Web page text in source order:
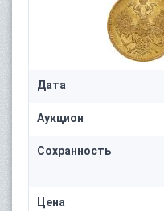
Дата
Аукцион
Сохранность
Цена